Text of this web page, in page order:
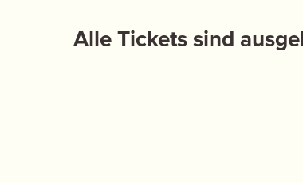
Alle Tickets sind